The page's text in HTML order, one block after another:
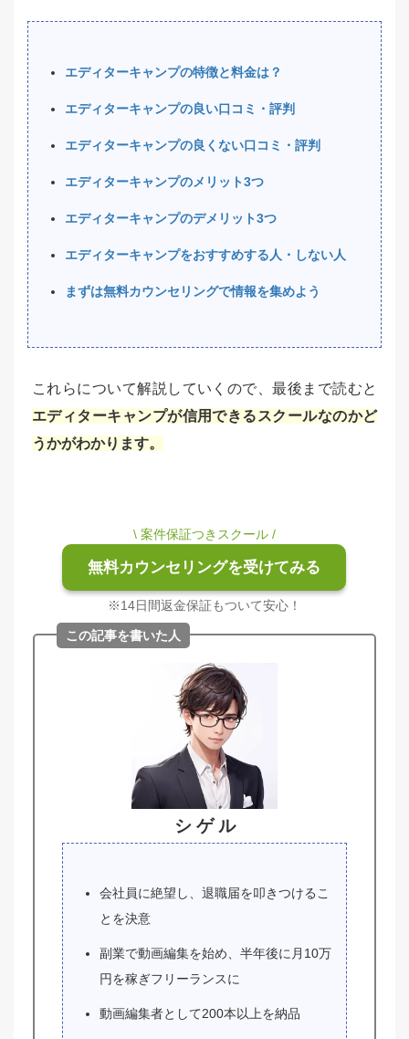
エディターキャンプの特徴と料金は？
エディターキャンプの良い口コミ・評判
エディターキャンプの良くない口コミ・評判
エディターキャンプのメリット3つ
エディターキャンプのデメリット3つ
エディターキャンプをおすすめする人・しない人
まずは無料カウンセリングで情報を集めよう
これらについて解説していくので、最後まで読むと
エディターキャンプが信用できるスクールなのかど
うかがわかります。
\ 案件保証つきスクール /
無料カウンセリングを受けてみる
※14日間返金保証もついて安心！
この記事を書いた人
シ ゲ ル
会社員に絶望し、退職届を叩きつけるこ
とを決意
副業で動画編集を始め、半年後に月10万
円を稼ぎフリーランスに
動画編集者として200本以上を納品